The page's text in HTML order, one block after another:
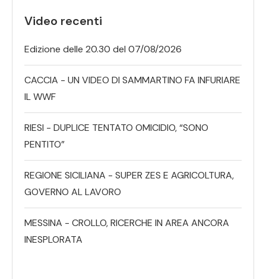
Video recenti
Edizione delle 20.30 del 07/08/2026
CACCIA - UN VIDEO DI SAMMARTINO FA INFURIARE
IL WWF
RIESI - DUPLICE TENTATO OMICIDIO, “SONO
PENTITO”
REGIONE SICILIANA - SUPER ZES E AGRICOLTURA,
GOVERNO AL LAVORO
MESSINA - CROLLO, RICERCHE IN AREA ANCORA
INESPLORATA